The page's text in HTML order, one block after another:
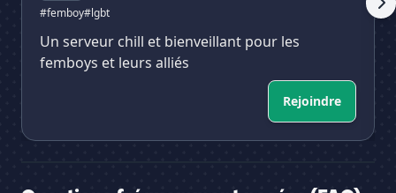
#femboy#lgbt
Un serveur chill et bienveillant pour les
femboys et leurs alliés
Rejoindre